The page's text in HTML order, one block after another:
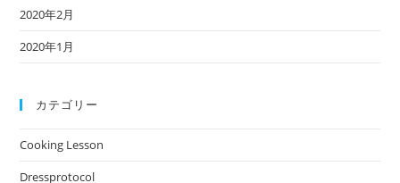
2020年2月
2020年1月
カテゴリー
Cooking Lesson
Dressprotocol